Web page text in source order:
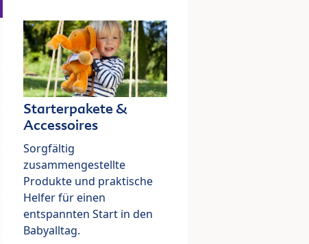
Starterpakete &
Accessoires
Sorgfältig
zusammengestellte
Produkte und praktische
Helfer für einen
entspannten Start in den
Babyalltag.